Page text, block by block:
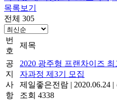
목록보기
전체 305
번
호
제목
공
지
사
항
2020 광주형 프랜차이즈 최
자과정 제3기 모집
제일좋은전람 | 2020.06.24 |
조회 4338